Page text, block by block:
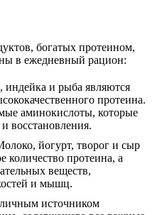
богатых протеином,
в ежедневный рацион:
индейка и рыба являются
протеина.
аминокислоты, которые
восстановления.
йогурт, творог и сыр
количество протеина, а
веществ,
и мышц.
источником